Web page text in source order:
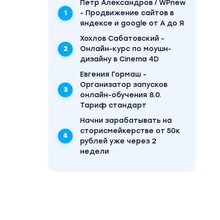
у
найти
Пётр Александров / WPnew
- Продвижение сайтов в
яндексе и google от А до Я
Хохлов Сабатовский -
Онлайн-курс по моушн-
дизайну в Cinema 4D
Евгения Гормаш -
Организатор запусков
онлайн-обучения 8.0.
Тариф стандарт
Начни зарабатывать на
сторисмейкерстве от 50к
рублей уже через 2
недели